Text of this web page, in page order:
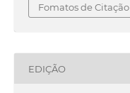
Fomatos de Citação
EDIÇÃO